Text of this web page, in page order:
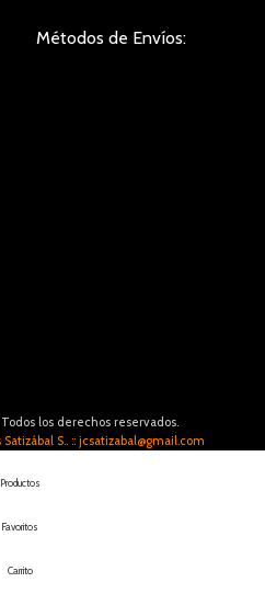
Métodos de Envíos:
Todos los derechos reservados.
Satizábal S.. :: jcsatizabal@gmail.com
Productos
Favoritos
Carrito